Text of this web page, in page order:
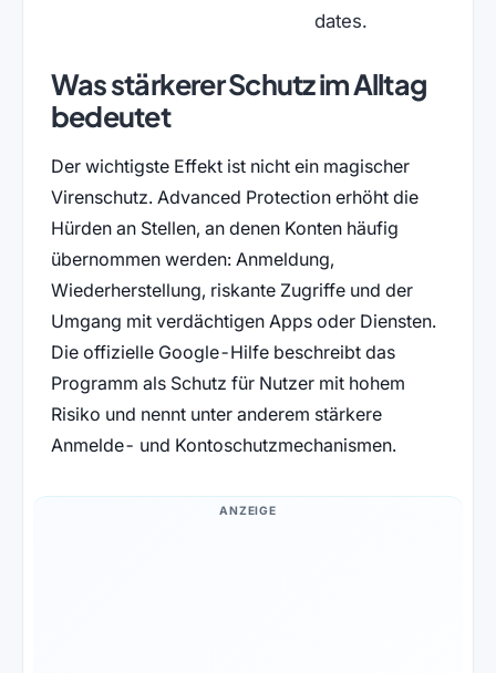
dates.
Was stärkerer Schutz im Alltag
bedeutet
Der wichtigste Effekt ist nicht ein magischer
Virenschutz. Advanced Protection erhöht die
Hürden an Stellen, an denen Konten häufig
übernommen werden: Anmeldung,
Wiederherstellung, riskante Zugriffe und der
Umgang mit verdächtigen Apps oder Diensten.
Die offizielle Google-Hilfe beschreibt das
Programm als Schutz für Nutzer mit hohem
Risiko und nennt unter anderem stärkere
Anmelde- und Kontoschutzmechanismen.
ANZEIGE